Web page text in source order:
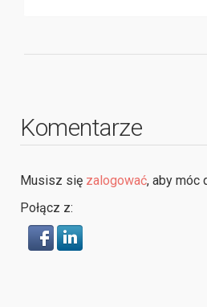
Komentarze
Musisz się zalogować, aby móc
Połącz z: